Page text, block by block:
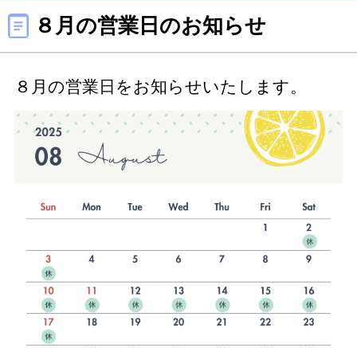
８月の営業日のお知らせ
８月の営業日をお知らせいたします。